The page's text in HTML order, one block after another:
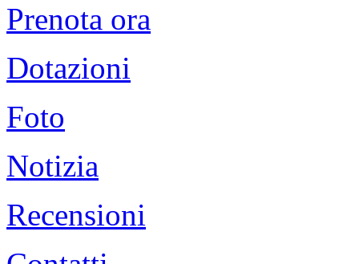
Prenota ora
Dotazioni
Foto
Notizia
Recensioni